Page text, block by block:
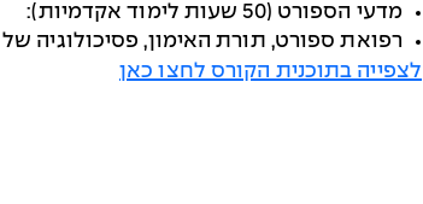
מדעי הספורט (50 שעות לימוד אקדמיות):
רפואת ספורט, תורת האימון, פסיכולוגיה
לצפייה בתוכנית הקורס לחצו כאן